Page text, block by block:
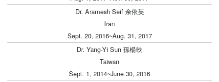
Dr. Aramesh Seif 佘依芙
Iran
Sept. 20, 2016~Aug. 31, 2017
Dr. Yang-Yi Sun 孫楊軼
Taiwan
Sept. 1, 2014~June 30, 2016